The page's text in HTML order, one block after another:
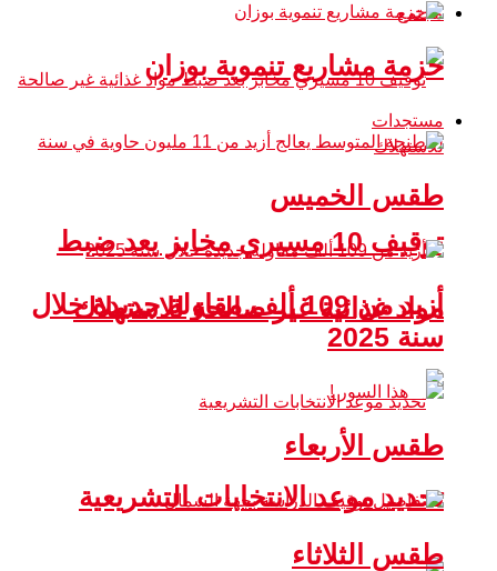
مجتمع
توقيف 10 مسيري مخابز بعد ضبط
مواد غذائية غير صالحة للاستهلاك
تحديد موعد الانتخابات التشريعية
حزمة مشاريع تنموية بوزان
مستجدات
طقس الخميس
أزيد من 109 ألف مقاولة جديدة خلال
سنة 2025
طقس الأربعاء
طقس الثلاثاء